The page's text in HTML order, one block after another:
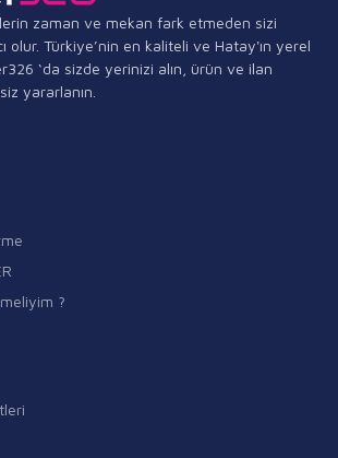
zaman ve mekan fark etmeden sizi
olur. Türkiye’nin en kaliteli ve Hatay'ın yerel
‘da sizde yerinizi alın, ürün ve ilan
yararlanın.
?